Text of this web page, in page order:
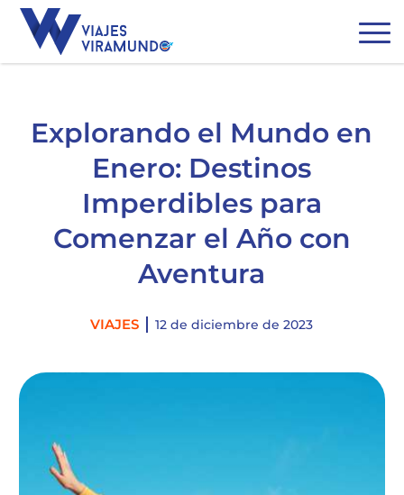
Explorando el Mundo en
Enero: Destinos
Imperdibles para
Comenzar el Año con
Aventura
Categories
VIAJES 12 de diciembre de 2023